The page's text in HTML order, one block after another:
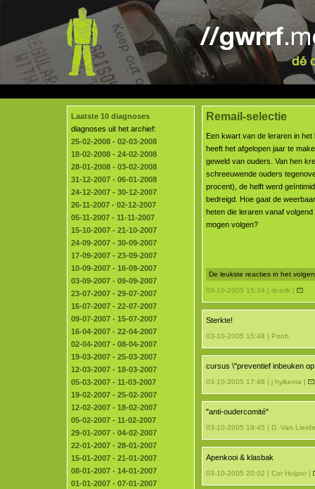
Laatste 10 diagnoses
diagnoses uit het archief:
25-02-2008 - 02-03-2008
18-02-2008 - 24-02-2008
28-01-2008 - 03-02-2008
31-12-2007 - 06-01-2008
24-12-2007 - 30-12-2007
26-11-2007 - 02-12-2007
05-11-2007 - 11-11-2007
15-10-2007 - 21-10-2007
24-09-2007 - 30-09-2007
17-09-2007 - 23-09-2007
10-09-2007 - 16-09-2007
03-09-2007 - 09-09-2007
23-07-2007 - 29-07-2007
16-07-2007 - 22-07-2007
09-07-2007 - 15-07-2007
16-04-2007 - 22-04-2007
02-04-2007 - 08-04-2007
19-03-2007 - 25-03-2007
12-03-2007 - 18-03-2007
05-03-2007 - 11-03-2007
19-02-2007 - 25-02-2007
12-02-2007 - 18-02-2007
05-02-2007 - 11-02-2007
29-01-2007 - 04-02-2007
22-01-2007 - 28-01-2007
15-01-2007 - 21-01-2007
08-01-2007 - 14-01-2007
01-01-2007 - 07-01-2007
Remail-selectie
Een kwart van de leraren in het
heeft het afgelopen jaar te
geweld van ouders. Van hen
schreeuwende ouders
procent), de helft werd
bedreigd. Hoe gaat de
heten die leraren vanaf
mogen volgen?
De leukste reacties in het
03-10-2005 15:34 | dr.erik |
Sterkte!
03-10-2005 15:48 | Pooh
cursus \"preventief inbeuken
03-10-2005 17:48 | j hylkema |
"anti-oudercomité"
03-10-2005 19:45 | D. Van
Apenkooi & klasbak
03-10-2005 20:02 | Cor Huijzer |